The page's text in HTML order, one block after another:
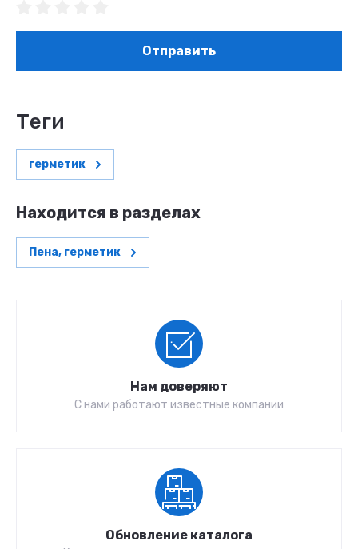
Отправить
теги
герметик
Находится в разделах
Пена, герметик
Нам доверяют
С нами работают известные компании
Обновление каталога